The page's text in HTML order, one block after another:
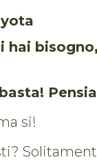
hai
si!